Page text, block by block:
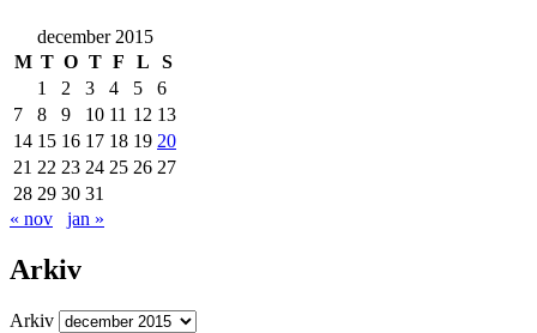
december 2015
M T O T F L
S
1
2 3 4 5
6
7
8 9 10 11 12 13
14 15 16 17 18 19 20
21 22 23 24 25 26 27
28 29 30 31
« nov
jan »
Arkiv
Arkiv